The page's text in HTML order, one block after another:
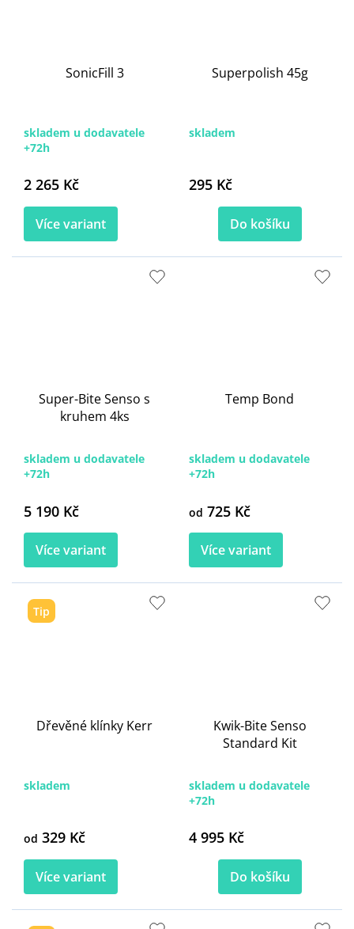
SonicFill 3
skladem u dodavatele
+72h
2 265 Kč
Více variant
Superpolish 45g
skladem
295 Kč
Do košíku
Super-Bite Senso s
kruhem 4ks
skladem u dodavatele
+72h
5 190 Kč
Více variant
Temp Bond
skladem u dodavatele
+72h
od 725 Kč
Více variant
Tip
Dřevěné klínky Kerr
skladem
od 329 Kč
Více variant
Kwik-Bite Senso
Standard Kit
skladem u dodavatele
+72h
4 995 Kč
Do košíku